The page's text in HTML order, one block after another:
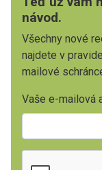
návod.
Všechny nové
najdete v
mailové
Vaše e-mailová